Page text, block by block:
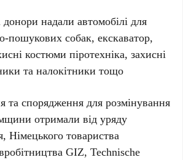
донори надали автомобілі для
пошукових собак, екскаватор,
костюми піротехніка, захисні
та налокітники тощо
та спорядження для розмінування
отримали від уряду
Німецького товариства
GIZ, Теchnische